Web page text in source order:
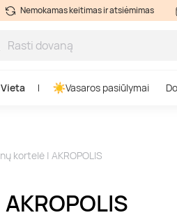
Nemokamas keitimas ir atsiėmimas
Vieta Vasaros pasiūlymai
kortelė | AKROPOLIS